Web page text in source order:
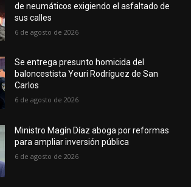
de neumáticos exigiendo el asfaltado de
sus calles
6 de agosto de 2026
Se entrega presunto homicida del
baloncestista Yeuri Rodríguez de San
Carlos
6 de agosto de 2026
Ministro Magín Díaz aboga por reformas
para ampliar inversión pública
6 de agosto de 2026